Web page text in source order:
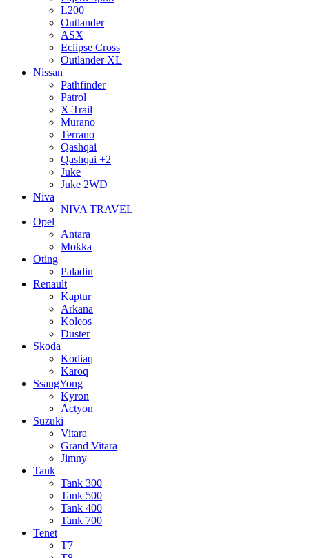
L200
Outlander
ASX
Eclipse Cross
Outlander XL
Nissan
Pathfinder
Patrol
X-Trail
Murano
Terrano
Qashqai
Qashqai +2
Juke
Juke 2WD
Niva
NIVA TRAVEL
Opel
Antara
Mokka
Oting
Paladin
Renault
Kaptur
Arkana
Koleos
Duster
Skoda
Kodiaq
Karoq
SsangYong
Kyron
Actyon
Suzuki
Vitara
Grand Vitara
Jimny
Tank
Tank 300
Tank 500
Tank 400
Tank 700
Tenet
T7